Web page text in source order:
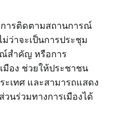
การติดตามสถานการณ์
ว่าจะเป็นการประชุม
สำคัญ หรือการ
มือง ช่วยให้ประชาชน
ะเทศ และสามารถแสดง
นร่วมทางการเมืองได้